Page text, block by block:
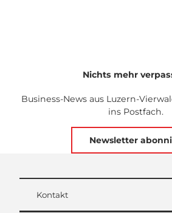
Nichts mehr
Business-News aus Luzern-
ins Postfach.
Newsletter
Kontakt